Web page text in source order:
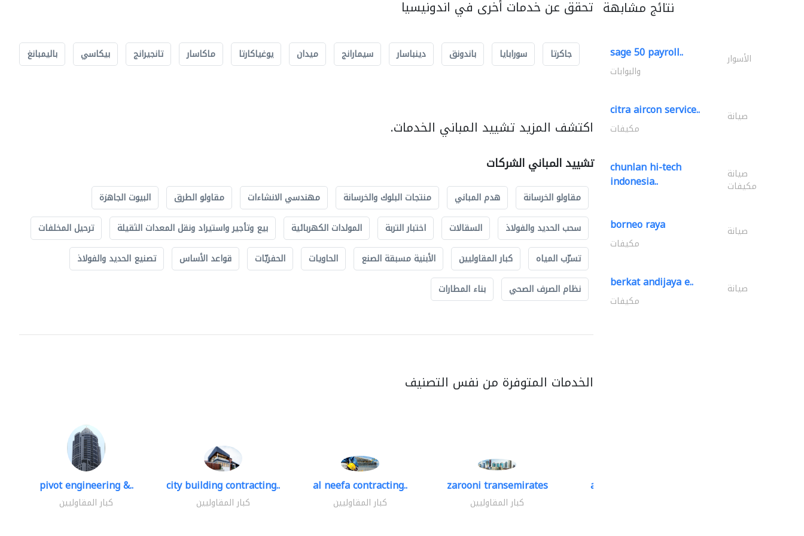
تحقق عن خدمات أخرى في اندونيسيا
جاكرتا سورابايا باندونق دينباسار سيمارانج ميدان يوغياكارتا ماكاسار تانجيرانج بيكاسي باليمبانغ
اكتشف المزيد تشييد المباني الخدمات.
تشييد المباني الشركات
مقاولو الخرسانة هدم المباني منتجات البلوك والخرسانة مهندسي الانشاءات مقاولو الطرق
البيوت الجاهزة
سحب الحديد والفولاذ
السقالات اختبار التربة المولدات الكهربائية بيع وتأجير واستيراد ونقل المعدات الثقيلة
ترحيل المخلفات
تسرّب المياه
كبار المقاوليين الأبنية مسبقة الصنع الحاويات الحفريّات قواعد الأساس
تصنيع الحديد والفولاذ
نظام الصرف الصحي
بناء المطارات
الخدمات المتوفرة من نفس التصنيف
pivot engineering &..
كبار المقاوليين
city building contracting..
كبار المقاوليين
al neefa contracting..
كبار المقاوليين
zarooni transemirates
كبار المقاوليين
accurate bldh cont..
نتائج مشابهة
sage 50 payroll.. الأسوار
والبوابات
citra aircon service.. صيانة
مكيفات
chunlan hi-tech
indonesia.. صيانة
مكيفات
borneo raya صيانة
مكيفات
berkat andijaya e.. صيانة
مكيفات